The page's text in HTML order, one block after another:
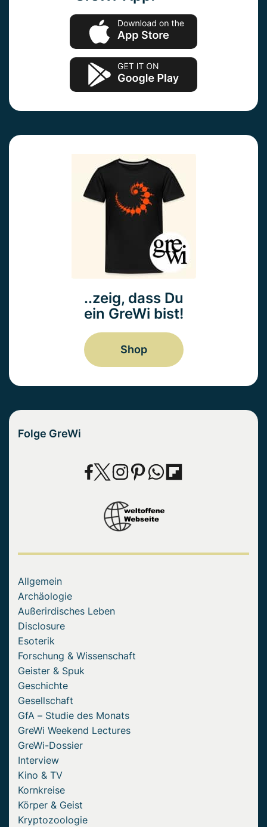
..zeig, dass Du
ein GreWi bist!
Shop
Folge GreWi
Allgemein
Archäologie
Außerirdisches Leben
Disclosure
Esoterik
Forschung & Wissenschaft
Geister & Spuk
Geschichte
Gesellschaft
GfA – Studie des Monats
GreWi Weekend Lectures
GreWi-Dossier
Interview
Kino & TV
Kornkreise
Körper & Geist
Kryptozoologie